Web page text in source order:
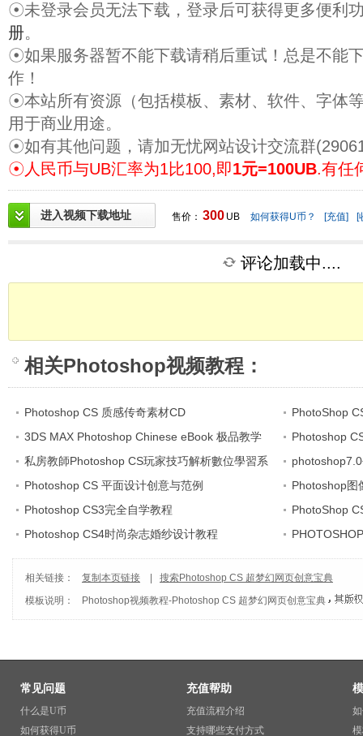
☉未登录会员无法下载，登录后可获得更多便利
册。
☉如果服务器暂不能下载请稍后重试！总是不能
作！
☉本站所有资源（包括模板、素材、软件、字体
用于商业用途。
☉如有其他问题，请加无忧网站设计交流群
☉人民币与UB汇率为1比100,即1元=100UB.有任
进入视频下载地址 售价： 300 UB 如何获得U币？ [充值] [
评论加载中....
相关Photoshop视频教程 ：
Photoshop CS 质感传奇素材CD
PhotoShop
3DS MAX Photoshop Chinese eBook 极品教学
Photoshop
私房教師Photoshop CS玩家技巧解析數位學習系
統 3CD
Photoshop CS 平面设计创意与范例
Photoshop图
Photoshop CS3完全自学教程
PhotoShop
Photoshop CS4时尚杂志婚纱设计教程
相关链接： 复制本页链接
搜索Photoshop CS 超梦幻网页创意宝典
模板说明：
Photoshop视频教程-Photoshop CS 超梦幻网页创意宝典
常见问题
什么是U币
如何获得U币
充值帮助
充值流程介绍
支持哪些支付方式